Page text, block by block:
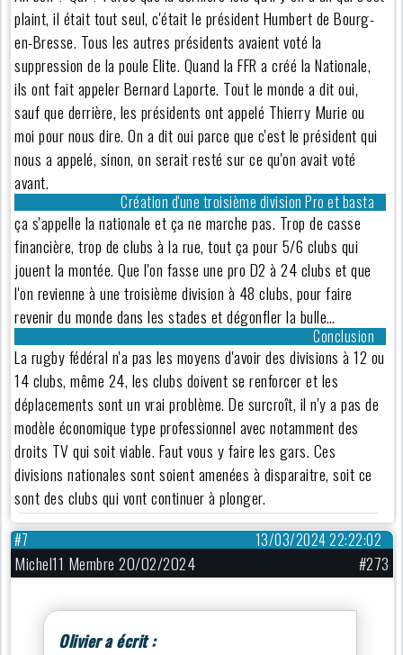
plaint, il était tout seul, c'était le président Humbert de Bourg-
en-Bresse. Tous les autres présidents avaient voté la
suppression de la poule Elite. Quand la FFR a créé la Nationale,
ils ont fait appeler Bernard Laporte. Tout le monde a dit oui,
sauf que derrière, les présidents ont appelé Thierry Murie ou
moi pour nous dire. On a dit oui parce que c'est le président qui
nous a appelé, sinon, on serait resté sur ce qu'on avait voté
avant.
Création d'une troisième division Pro et basta
ça s'appelle la nationale et ça ne marche pas. Trop de casse
financière, trop de clubs à la rue, tout ça pour 5/6 clubs qui
jouent la montée. Que l'on fasse une pro D2 à 24 clubs et que
l'on revienne à une troisième division à 48 clubs, pour faire
revenir du monde dans les stades et dégonfler la bulle…
Conclusion
La rugby fédéral n'a pas les moyens d'avoir des divisions à 12 ou
14 clubs, même 24, les clubs doivent se renforcer et les
déplacements sont un vrai problème. De surcroît, il n'y a pas de
modèle économique type professionnel avec notamment des
droits TV qui soit viable. Faut vous y faire les gars. Ces
divisions nationales sont soient amenées à disparaitre, soit ce
sont des clubs qui vont continuer à plonger.
13/03/2024 22:22:02
#7
Michel11 Membre 20/02/2024 #273
Olivier a écrit :